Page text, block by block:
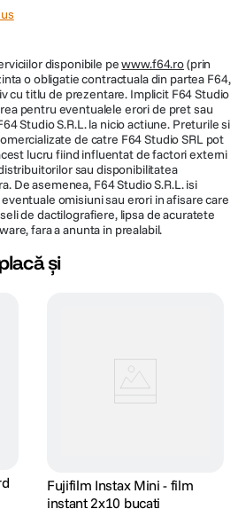
disponibile pewww.f64.ro(prin
o obligatie contractuala din partea F64,
cu titlu de prezentare. Implicit F64 Studio
pentru eventualele erori de pret sau
Studio S.R.L. la nicio actiune. Preturile si
de catre F64 Studio SRL pot
lucru fiind influentat de factori externi
sau disponibilitatea
De asemenea, F64 Studio S.R.L. isi
omisiuni sau erori in afisare care
de dactilografiere, lipsa de acuratete
fara a anunta in prealabil.
și
Fujifilm Instax Mini - film
instant 2x10 bucati